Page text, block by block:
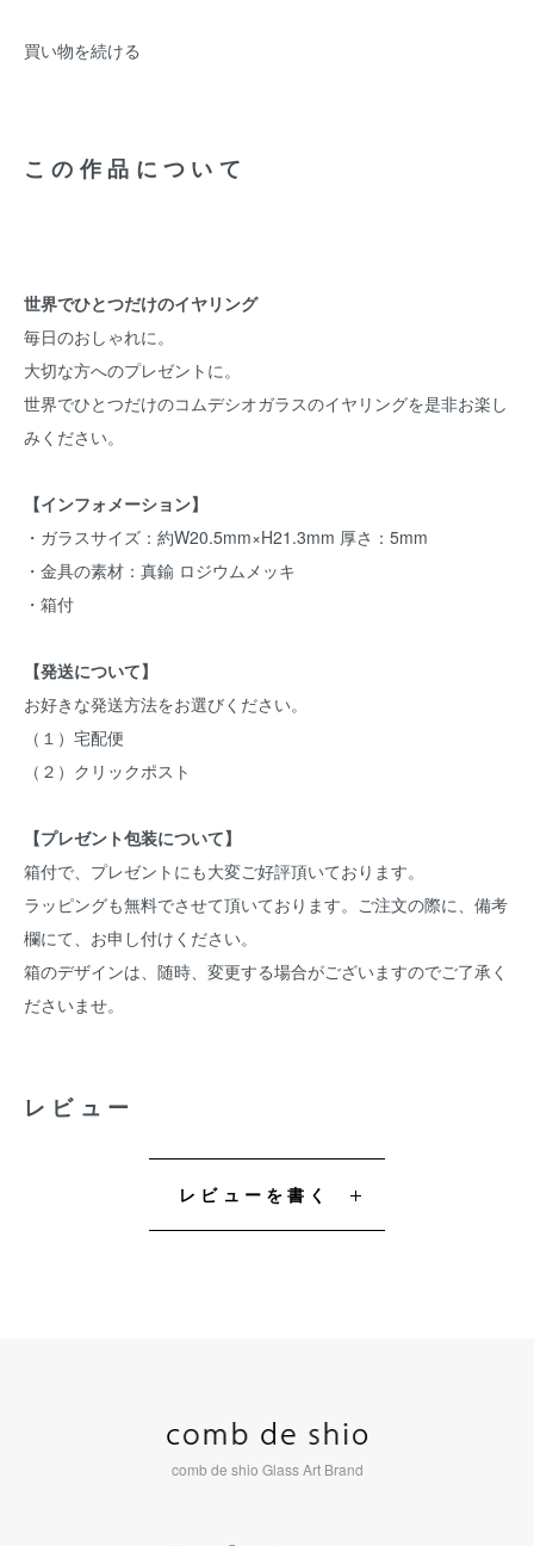
買い物を続ける
この作品について
世界でひとつだけのイヤリング
毎日のおしゃれに。
大切な方へのプレゼントに。
世界でひとつだけのコムデシオガラスのイヤリングを是非お楽し
みください。
【インフォメーション】
・ガラスサイズ：約W20.5mm×H21.3mm 厚さ：5mm
・金具の素材：真鍮 ロジウムメッキ
・箱付
【発送について】
お好きな発送方法をお選びください。
（１）宅配便
（２）クリックポスト
【プレゼント包装について】
箱付で、プレゼントにも大変ご好評頂いております。
ラッピングも無料でさせて頂いております。ご注文の際に、備考
欄にて、お申し付けください。
箱のデザインは、随時、変更する場合がございますのでご了承く
ださいませ。
レビュー
レビューを書く
comb de shio Glass Art Brand